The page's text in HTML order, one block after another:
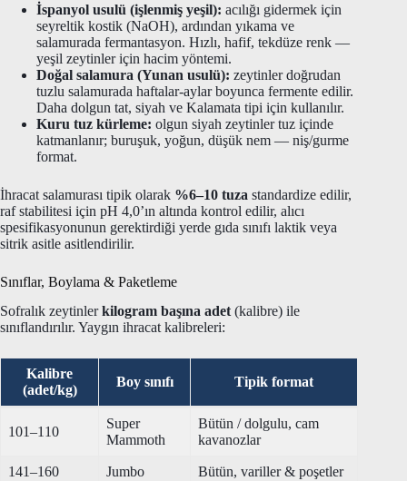
İspanyol usulü (işlenmiş yeşil): acılığı gidermek için
seyreltik kostik (NaOH), ardından yıkama ve
salamurada fermantasyon. Hızlı, hafif, tekdüze renk —
yeşil zeytinler için hacim yöntemi.
Doğal salamura (Yunan usulü): zeytinler doğrudan
tuzlu salamurada haftalar-aylar boyunca fermente edilir.
Daha dolgun tat, siyah ve Kalamata tipi için kullanılır.
Kuru tuz kürleme: olgun siyah zeytinler tuz içinde
katmanlanır; buruşuk, yoğun, düşük nem — niş/gurme
format.
İhracat salamurası tipik olarak %6–10 tuza standardize edilir,
raf stabilitesi için pH 4,0’ın altında kontrol edilir, alıcı
spesifikasyonunun gerektirdiği yerde gıda sınıfı laktik veya
sitrik asitle asitlendirilir.
Sınıflar, Boylama & Paketleme
Sofralık zeytinlerkilogram başına adet (kalibre) ile
sınıflandırılır. Yaygın ihracat kalibreleri:
Kalibre
(adet/kg)
Boy sınıfı Tipik format
101–110
Super
Mammoth
Bütün / dolgulu, cam
kavanozlar
141–160 Jumbo Bütün, variller & poşetler